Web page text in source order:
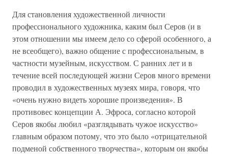
Для становления художественной личности
профессионального художника, каким был Серов (и в
этом отношении мы имеем дело со сферой особенного, а
не всеобщего), важно общение с профессиональным, в
частности музейным, искусством. С ранних лет и в
течение всей последующей жизни Серов много времени
проводил в художественных музеях мира, говоря, что
«очень нужно видеть хорошие произведения». В
противовес концепции А. Эфроса, согласно которой
Серов якобы любил «разглядывать чужое искусство»
главным образом потому, что это было «отрицательной
подменой собственного творчества», которым он якобы